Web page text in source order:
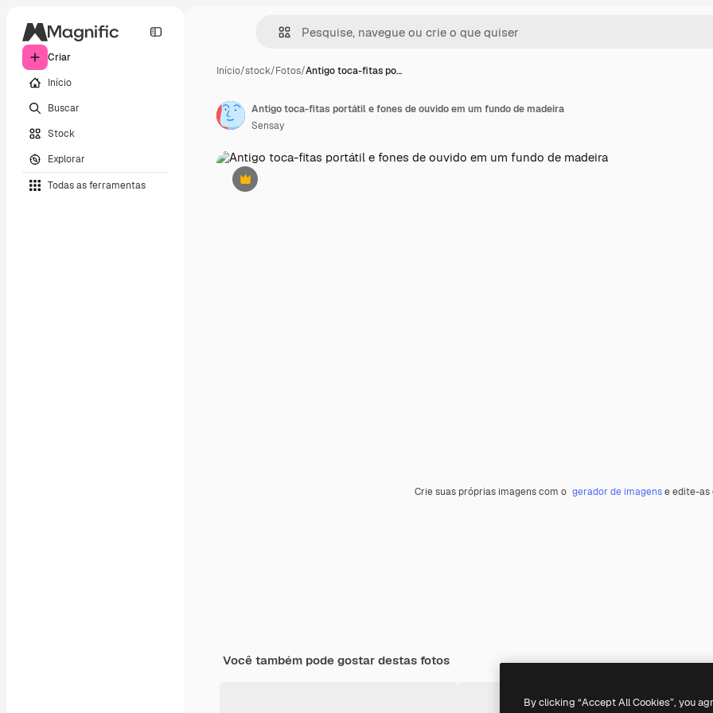
Criar
Início
Buscar
Stock
Explorar
Todas as ferramentas
Início/stock/Fotos/Antigo toca-fitas po…
Premium
Crie suas próprias imagens com o gerador de imagense edite-as
Antigo toca-fitas portátil e fones de ouvido em um fundo de madeira
Sensay
Você também pode gostar destas fotos
By clicking “Accept All Cookies”, you